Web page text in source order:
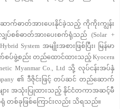
တ်အားပေးနိုင်ခဲ့သည့် ကိုကိုးကျွန်း
ျှပ်စစ်ဓာတ်အားပေးစက်ရုံသည် (Solar +
System အမျိုးအစားဖြစ်ပြီး၊ မြန်မာ
စပ်ဖွဲ့စည်း တည်ထောင်ထားသည့် Kyocera
Myanmar Co., Ltd သို့ လုပ်ငန်းအပ်နှံ
၏ ဒီဇိုင်းဖြင့် တပ်ဆင် တည်ဆောက်
ျား အသုံးပြုထားသည့် နိုင်ငံတကာအဆင့်မီ
တစ်ခုဖြစ်ကြောင်းလည်း သိရသည်။